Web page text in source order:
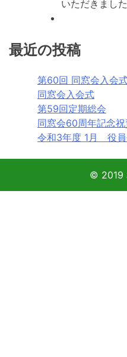
いただきました
最近の投稿
第60回 同窓会入会
同窓会入会式
第59回定期総会
同窓会60周年記念
令和3年度 1月 役
© 2019